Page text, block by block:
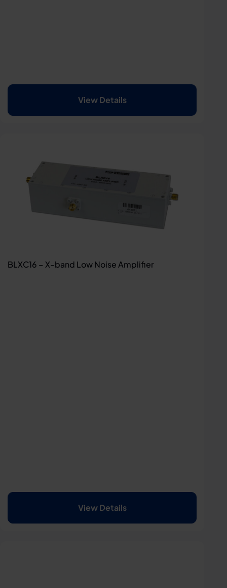
View Details
BLXC16 – X-band Low Noise Amplifier
View Details